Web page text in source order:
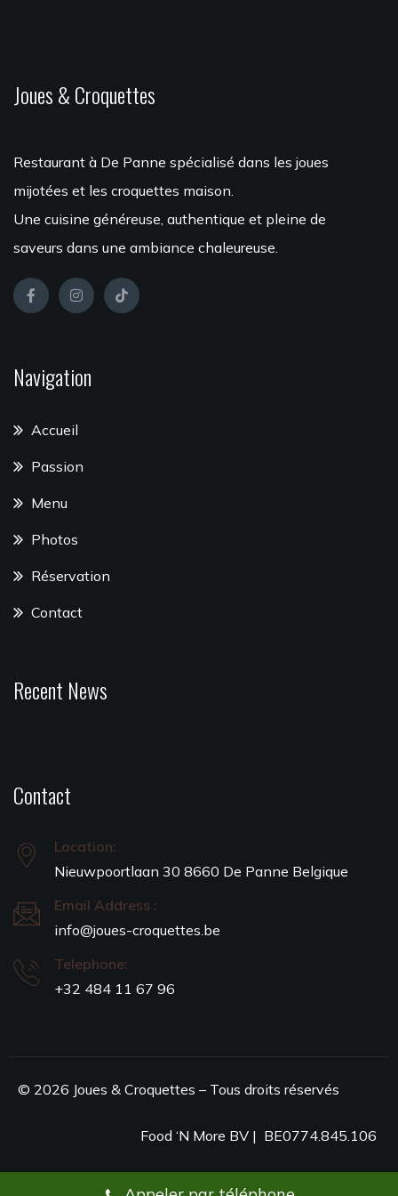
Joues & Croquettes
Restaurant à De Panne spécialisé dans les joues
mijotées et les croquettes maison.
Une cuisine généreuse, authentique et pleine de
saveurs dans une ambiance chaleureuse.
Navigation
Accueil
Passion
Menu
Photos
Réservation
Contact
Recent News
Contact
Location:
Nieuwpoortlaan 30 8660 De Panne Belgique
Email Address :
info@joues-croquettes.be
Telephone:
+32 484 11 67 96
© 2026 Joues & Croquettes – Tous droits réservés
Food ‘N More BV | BE0774.845.106